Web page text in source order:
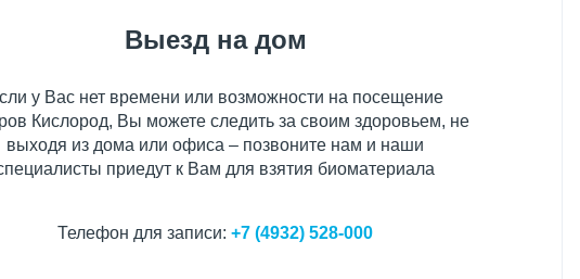
Выезд на дом
у Вас нет времени или возможности на посещение
Кислород, Вы можете следить за своим здоровьем, не
выходя из дома или офиса – позвоните нам и наши
приедут к Вам для взятия биоматериала
Телефон для записи: +7 (4932) 528-000